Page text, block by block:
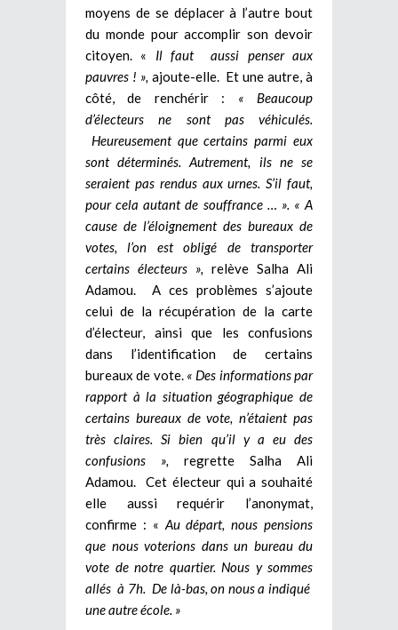
moyens de se déplacer à l’autre bout
du monde pour accomplir son devoir
citoyen. « Il faut aussi penser aux
pauvres ! », ajoute-elle. Et une autre, à
côté, de renchérir : « Beaucoup
d’électeurs ne sont pas véhiculés.
Heureusement que certains parmi eux
sont déterminés. Autrement, ils ne se
seraient pas rendus aux urnes. S’il faut,
pour cela autant de souffrance … ». « A
cause de l’éloignement des bureaux de
votes, l’on est obligé de transporter
certains électeurs »,
relève Salha Ali
Adamou. A ces problèmes s’ajoute
celui de la récupération de la carte
d’électeur, ainsi que les confusions
dans l’identification de certains
bureaux de vote. « Des informations par
rapport à la situation géographique de
certains bureaux de vote, n’étaient pas
très claires. Si bien qu’il y a eu des
confusions »,
regrette Salha Ali
Adamou. Cet électeur qui a souhaité
elle aussi requérir l’anonymat,
confirme : « Au départ, nous pensions
que nous voterions dans un bureau du
vote de notre quartier. Nous y sommes
allés à 7h. De là-bas, on nous a indiqué
une autre école. »